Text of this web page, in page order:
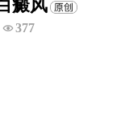
癜风
377